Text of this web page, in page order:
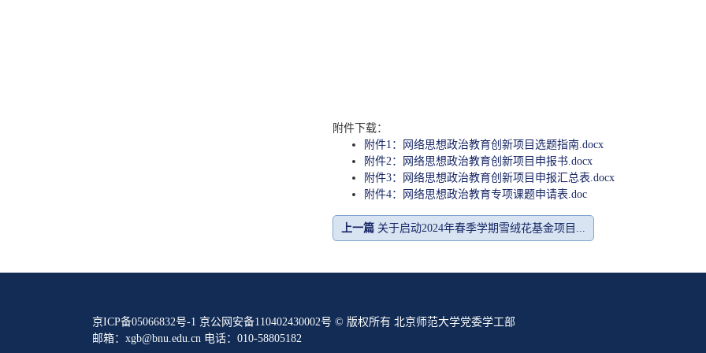
附件下载：
附件1：网络思想政治教育创新项目选题指南.docx
附件2：网络思想政治教育创新项目申报书.docx
附件3：网络思想政治教育创新项目申报汇总表.docx
附件4：网络思想政治教育专项课题申请表.doc
上一篇 关于启动2024年春季学期雪绒花基金项目...
京ICP备05066832号-1 京公网安备110402430002号 © 版权所有 北京师范大学党委学工部
邮箱：xgb@bnu.edu.cn 电话：010-58805182